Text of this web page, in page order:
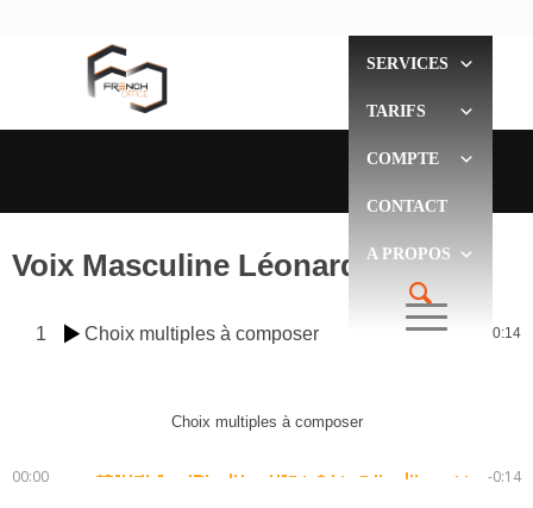
SERVICES
TARIFS
COMPTE
CONTACT
A PROPOS
Voix Masculine Léonard
1 Choix multiples à composer 0:14
Choix multiples à composer
00:00 -0:14